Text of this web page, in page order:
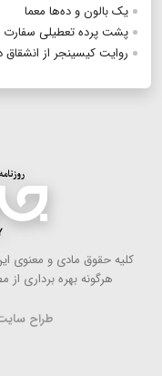
یک بالون و ده‌ها معما
پشت پرده تعطیلی سفارت
روایت کیسینجر از انشقاق
كلیه حقوق مادی و معنوی
هرگونه بهره ‌برداری
طراح